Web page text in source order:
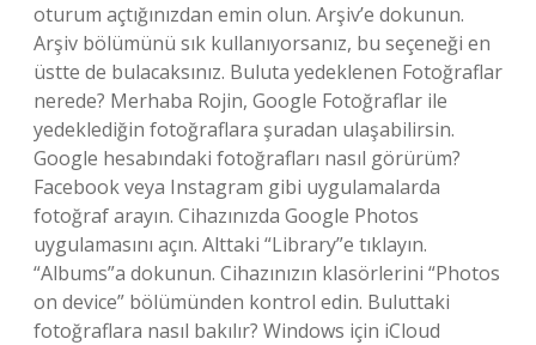
oturum açtığınızdan emin olun. Arşiv’e dokunun.
Arşiv bölümünü sık kullanıyorsanız, bu seçeneği en
üstte de bulacaksınız. Buluta yedeklenen Fotoğraflar
nerede? Merhaba Rojin, Google Fotoğraflar ile
yedeklediğin fotoğraflara şuradan ulaşabilirsin.
Google hesabındaki fotoğrafları nasıl görürüm?
Facebook veya Instagram gibi uygulamalarda
fotoğraf arayın. Cihazınızda Google Photos
uygulamasını açın. Alttaki “Library”e tıklayın.
“Albums”a dokunun. Cihazınızın klasörlerini “Photos
on device” bölümünden kontrol edin. Buluttaki
fotoğraflara nasıl bakılır? Windows için iCloud